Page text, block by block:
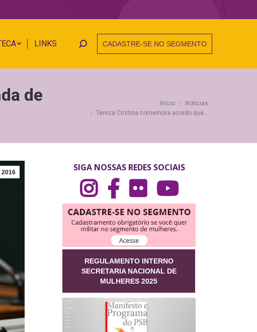
LINKS Search:CADASTRE-SE NO SEGMENTO
de
Início
Notícias
Tereza Cristina comemora acordo que…
2016 SIGA NOSSAS REDES SOCIAIS
REGULAMENTO INTERNO
SECRETARIA NACIONAL DE
MULHERES 2025